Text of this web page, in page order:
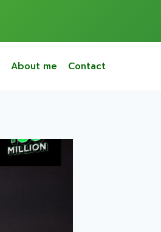
About me Contact